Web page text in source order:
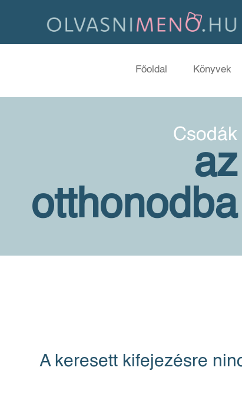
Főoldal Könyvek
Csodák
az
otthonodba
A keresett kifejezésre